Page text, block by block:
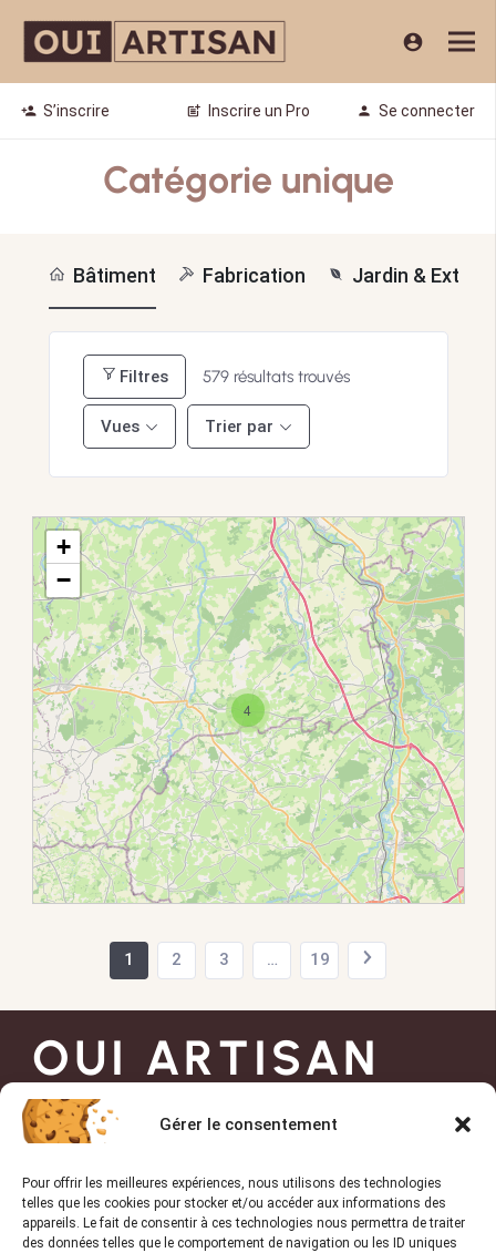
Gérer le consentement
Pour offrir les meilleures expériences, nous utilisons des technologies
telles que les cookies pour stocker et/ou accéder aux informations des
appareils. Le fait de consentir à ces technologies nous permettra de traiter
des données telles que le comportement de navigation ou les ID uniques
account_circle
person_add S’inscrire post_add Inscrire un Pro person Se connecter
Catégorie unique
Bâtiment Fabrication Jardin &
Filtres 579résultats trouvés
Vues Trier par
4
+
−
1 2 3 … 19
OUI ARTISAN
Trouvez l’artisan de
confiance pour vos projets !